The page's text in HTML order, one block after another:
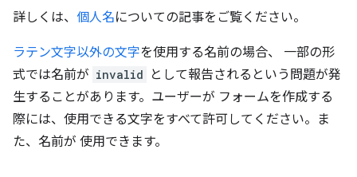
詳しくは、 個人名についての記事をご覧ください。
ラテン文字以外の文字を使用する名前の場合、 一部の形
式では名前が invalid
として報告されるという問題が発
生することがあります。ユーザーが フォームを作成する
際には、使用できる文字をすべて許可してください。ま
た、名前が 使用できます。